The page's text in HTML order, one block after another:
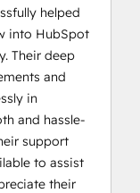
helped
into HubSpot
Their deep
and
in
and hassle-
support
to assist
their